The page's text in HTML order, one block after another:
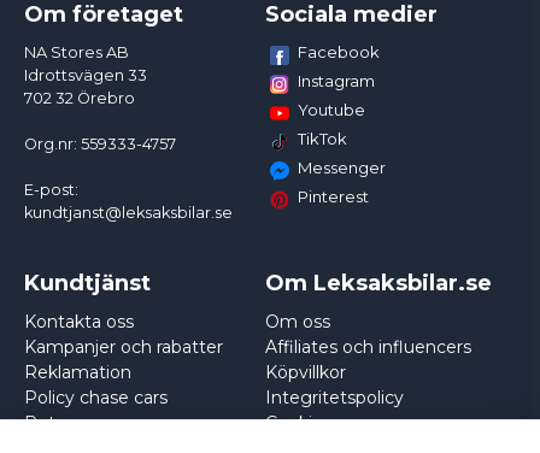
Om företaget
NA Stores AB
Idrottsvägen 33
702 32 Örebro
Org.nr: 559333-4757
E-post:
kundtjanst@leksaksbilar.se
Sociala medier
Facebook
Instagram
Youtube
TikTok
Messenger
Pinterest
Kundtjänst
Kontakta oss
Kampanjer och rabatter
Reklamation
Policy chase cars
Returnera
Om Leksaksbilar.se
Om oss
Affiliates och influencers
Köpvillkor
Integritetspolicy
Cookies